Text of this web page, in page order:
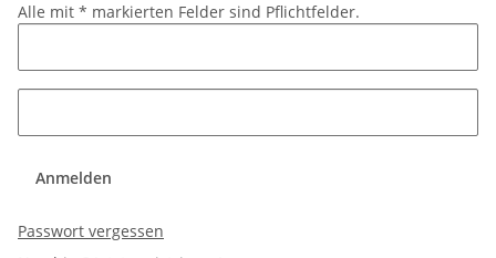
Alle mit * markierten Felder sind Pflichtfelder.
Anmelden
Passwort vergessen